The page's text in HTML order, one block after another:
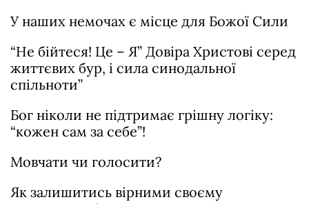
У наших немочах є місце для Божої Сили
“Не бійтеся! Це – Я” Довіра Христові серед
життєвих бур, і сила синодальної
спільноти”
Бог ніколи не підтримає грішну логіку:
“кожен сам за себе”!
Мовчати чи голосити?
Як залишитись вірними своєму